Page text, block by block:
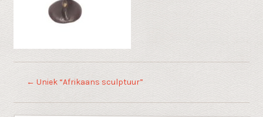
← Uniek “Afrikaans sculptuur”